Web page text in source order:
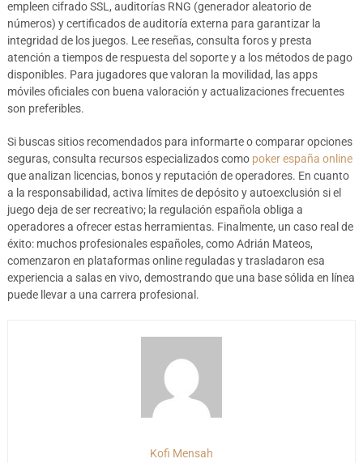
empleen cifrado SSL, auditorías RNG (generador aleatorio de
números) y certificados de auditoría externa para garantizar la
integridad de los juegos. Lee reseñas, consulta foros y presta
atención a tiempos de respuesta del soporte y a los métodos de pago
disponibles. Para jugadores que valoran la movilidad, las apps
móviles oficiales con buena valoración y actualizaciones frecuentes
son preferibles.
Si buscas sitios recomendados para informarte o comparar opciones
seguras, consulta recursos especializados como poker españa online
que analizan licencias, bonos y reputación de operadores. En cuanto
a la responsabilidad, activa límites de depósito y autoexclusión si el
juego deja de ser recreativo; la regulación española obliga a
operadores a ofrecer estas herramientas. Finalmente, un caso real de
éxito: muchos profesionales españoles, como Adrián Mateos,
comenzaron en plataformas online reguladas y trasladaron esa
experiencia a salas en vivo, demostrando que una base sólida en línea
puede llevar a una carrera profesional.
Kofi Mensah